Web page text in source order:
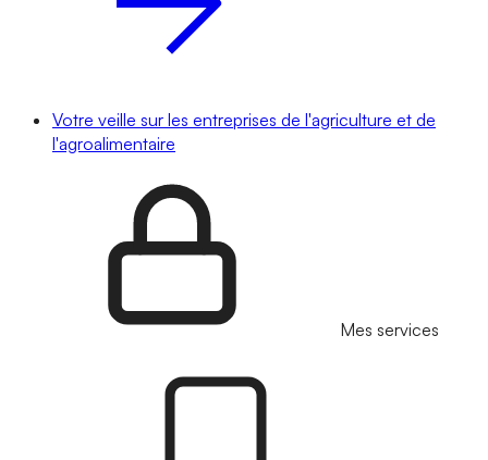
Votre veille sur les entreprises de l'agriculture et de
l'agroalimentaire
Mes services